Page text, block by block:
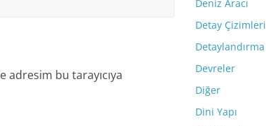
adresim bu tarayıcıya
Deniz Aracı
Detay Çizimleri
Detaylandırma
Devreler
Diğer
Dini Yapı